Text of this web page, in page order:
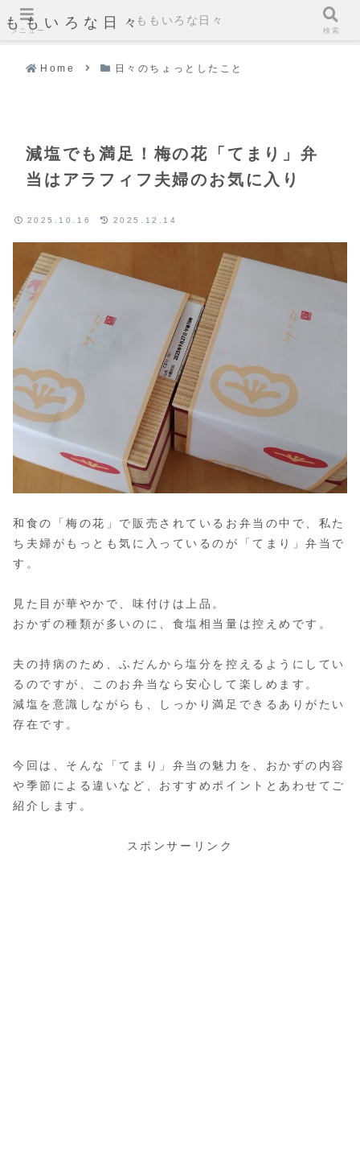
ももいろな日々
Home 日々のちょっとしたこと
減塩でも満足！梅の花「てまり」弁
当はアラフィフ夫婦のお気に入り
2025.10.16 2025.12.14
和食の「梅の花」で販売されているお弁当の中で、私た
ち夫婦がもっとも気に入っているのが「てまり」弁当で
す。
見た目が華やかで、味付けは上品。
おかずの種類が多いのに、食塩相当量は控えめです。
夫の持病のため、ふだんから塩分を控えるようにしてい
るのですが、このお弁当なら安心して楽しめます。
減塩を意識しながらも、しっかり満足できるありがたい
存在です。
今回は、そんな「てまり」弁当の魅力を、おかずの内容
や季節による違いなど、おすすめポイントとあわせてご
紹介します。
スポンサーリンク
メニュー
ももいろな日々
検索